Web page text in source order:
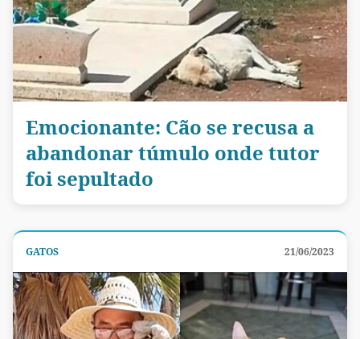
Emocionante: Cão se recusa a
abandonar túmulo onde tutor
foi sepultado
GATOS 21/06/2023